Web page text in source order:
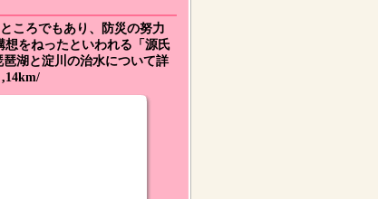
ころでもあり、防災の努力
をねったといわれる「源氏
湖と淀川の治水について詳